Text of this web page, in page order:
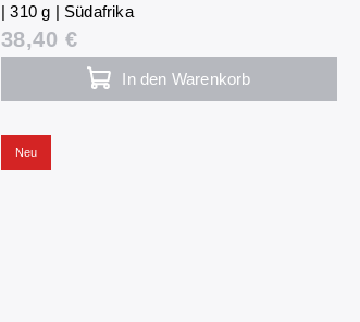
| 310 g | Südafrika
38,40 €
In den Warenkorb
Neu